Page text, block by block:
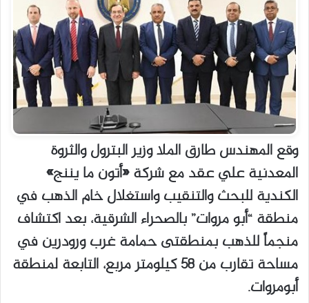
وقع المهندس طارق الملا وزير البترول والثروة
المعدنية علي عقد مع شركة «أتون ما يننج»
الكندية للبحث والتنقيب واستغلال خام الذهب في
منطقة “أبو مروات” بالصحراء الشرقية، بعد اكتشاف
منجماً للذهب بمنطقتى حمامة غرب ورودرين في
مساحة تقارب من ٥٨ كيلومتر مربع، التابعة لمنطقة
أبومروات.